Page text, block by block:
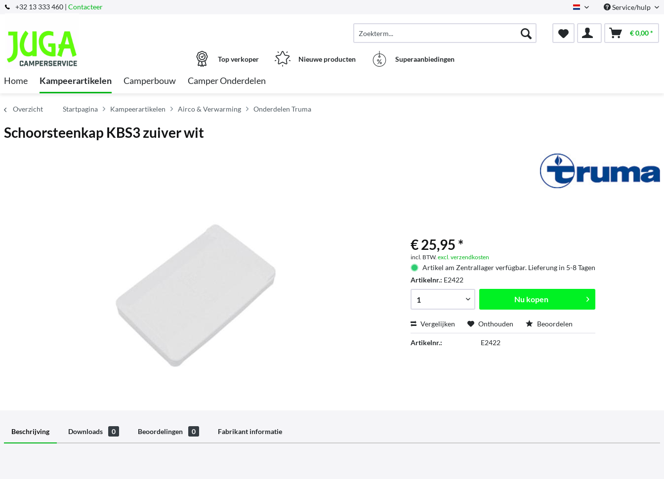
+32 13 333 460 | Contacteer Dutch Service/hulp
€ 0,00 *
Top verkoper Nieuwe producten Superaanbiedingen
Home Kampeerartikelen Camperbouw Camper Onderdelen
Overzicht Startpagina Kampeerartikelen Airco & Verwarming Onderdelen Truma
Schoorsteenkap KBS3 zuiver wit
€ 25,95 *
incl. BTW.excl. verzendkosten
Artikel am Zentrallager verfügbar. Lieferung in 5-8 Tagen
Artikelnr.: E2422
Nu kopen
Vergelijken Onthouden Beoordelen
Artikelnr.: E2422
Beschrijving Downloads 0 Beoordelingen 0 Fabrikant informatie